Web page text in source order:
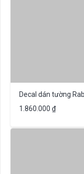
Decal dán tường
1.860.000 ₫